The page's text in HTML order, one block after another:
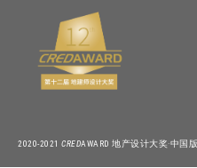
2020-2021 CREDAWARD 地产设计大奖·中国